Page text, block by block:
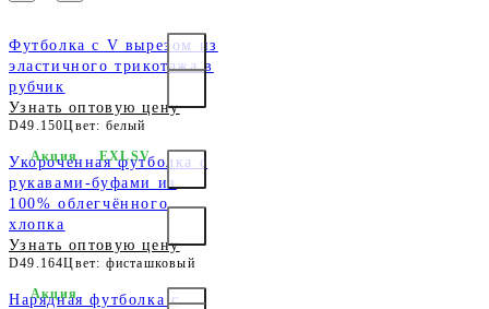
Футболка с V вырезом из
эластичного трикотажа в
рубчик
Узнать оптовую цену
D49.150Цвет: белый
Укороченная футболка с
рукавами-буфами из
100% облегчённого
хлопка
Узнать оптовую цену
D49.164Цвет: фисташковый
Акция EXLSV
Нарядная футболка с
Акция